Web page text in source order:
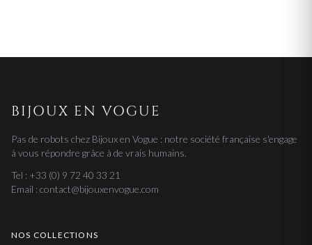
BIJOUX EN VOGUE
Pas de robots chez Bijoux en Vogue : notre société française s'engage
à vous répondre grâce à de vrais humains.
Tel : +33 (0) 9 72 40 33 21
Email : contact@bijouxenvogue.com
NOS COLLECTIONS